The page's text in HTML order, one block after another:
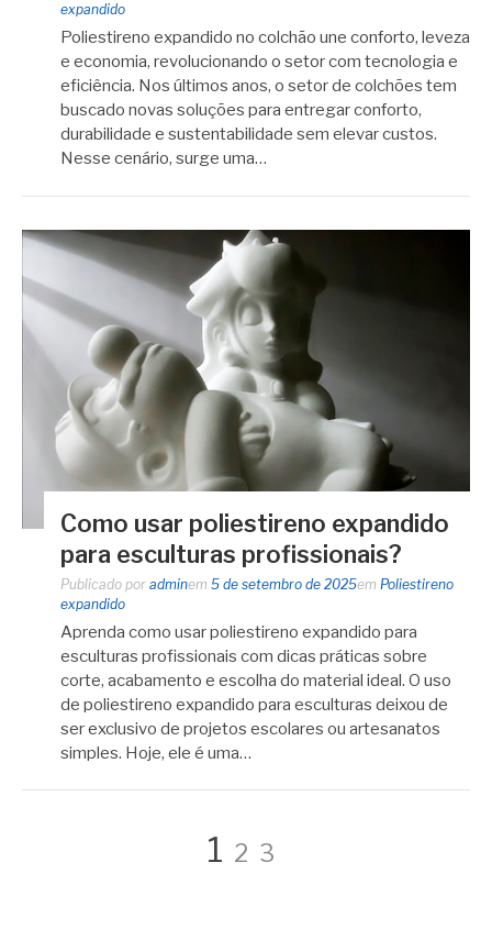
expandido
Poliestireno expandido no colchão une conforto, leveza
e economia, revolucionando o setor com tecnologia e
eficiência. Nos últimos anos, o setor de colchões tem
buscado novas soluções para entregar conforto,
durabilidade e sustentabilidade sem elevar custos.
Nesse cenário, surge uma…
Como usar poliestireno expandido
para esculturas profissionais?
Publicado por adminem 5 de setembro de 2025em Poliestireno
expandido
Aprenda como usar poliestireno expandido para
esculturas profissionais com dicas práticas sobre
corte, acabamento e escolha do material ideal. O uso
de poliestireno expandido para esculturas deixou de
ser exclusivo de projetos escolares ou artesanatos
simples. Hoje, ele é uma…
Paginação
Página
1 Página
2 Página
3